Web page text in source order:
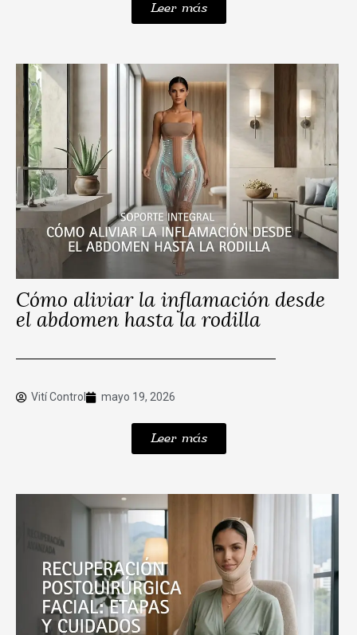
Leer más
Cómo aliviar la inflamación desde
el abdomen hasta la rodilla
Vití Control mayo 19, 2026
Leer más